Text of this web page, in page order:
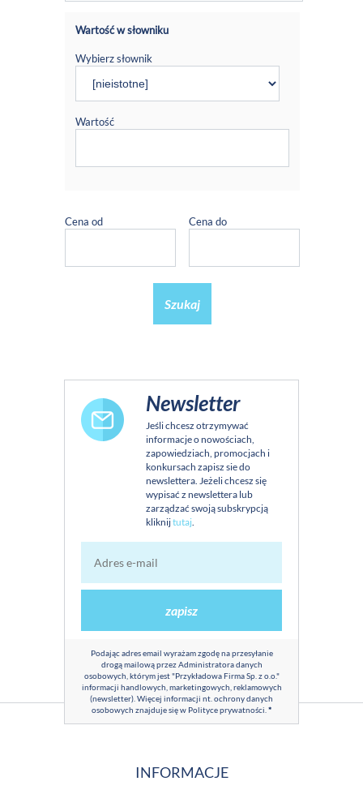
Wartość w słowniku
Wybierz słownik
Wartość
Cena od Cena do
Szukaj
Newsletter
Jeśli chcesz otrzymywać
informacje o nowościach,
zapowiedziach, promocjach i
konkursach zapisz sie do
newslettera. Jeżeli chcesz się
wypisać z newslettera lub
zarządzać swoją subskrypcją
kliknijtutaj.
zapisz
Podając adres email wyrażam zgodę na przesyłanie
drogą mailową przez Administratora danych
osobowych, którym jest "Przykładowa Firma Sp. z o.o."
informacji handlowych, marketingowych, reklamowych
(newsletter). Więcej informacji nt. ochrony danych
osobowych znajduje się w Polityce prywatności *
INFORMACJE